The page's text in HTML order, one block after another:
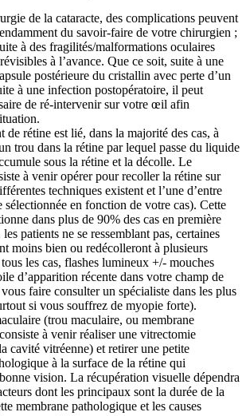
de la cataracte, des complications peuvent
du savoir-faire de votre chirurgien ;
à des fragilités/malformations oculaires
à l’avance. Que ce soit, suite à une
postérieure du cristallin avec perte d’un
à une infection postopératoire, il peut
de ré-intervenir sur votre œil afin
de rétine est lié, dans la majorité des cas, à
trou dans la rétine par lequel passe du liquide
sous la rétine et la décolle. Le
à venir opérer pour recoller la rétine sur
techniques existent et l’une d’entre
sélectionnée en fonction de votre cas). Cette
dans plus de 90% des cas en première
patients ne se ressemblant pas, certaines
moins bien ou redécolleront à plusieurs
les cas, flashes lumineux +/- mouches
d’apparition récente dans votre champ de
faire consulter un spécialiste dans les plus
si vous souffrez de myopie forte).
(trou maculaire, ou membrane
à venir réaliser une vitrectomie
cavité vitréenne) et retirer une petite
à la surface de la rétine qui
vision. La récupération visuelle dépendra
dont les principaux sont la durée de la
membrane pathologique et les causes